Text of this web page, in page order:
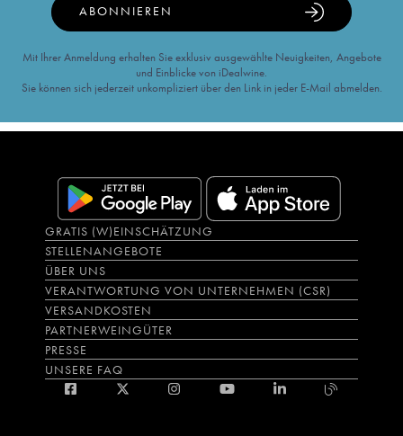
ABONNIEREN
Mit Ihrer Anmeldung erhalten Sie exklusiv ausgewählte Neuigkeiten, Angebote
und Einblicke von iDealwine.
Sie können sich jederzeit unkompliziert über den Link in jeder E-Mail abmelden.
GRATIS (W)EINSCHÄTZUNG
STELLENANGEBOTE
ÜBER UNS
VERANTWORTUNG VON UNTERNEHMEN (CSR)
VERSANDKOSTEN
PARTNERWEINGÜTER
PRESSE
UNSERE FAQ